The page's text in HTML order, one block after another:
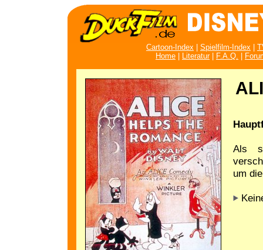
Cartoon-Index Spielfilm-Index
Home
Literatur| F.A.Q.
Als
um